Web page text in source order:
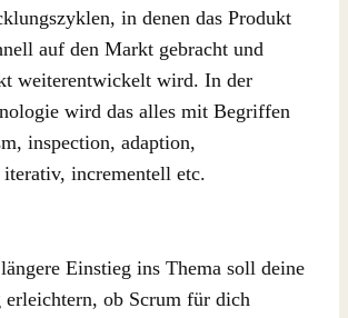
in denen das Produkt
auf den Markt gebracht und
weiterentwickelt wird. In der
wird das alles mit Begriffen
inspection, adaption,
iterativ, incrementell etc.
Einstieg ins Thema soll deine
erleichtern, ob Scrum für dich